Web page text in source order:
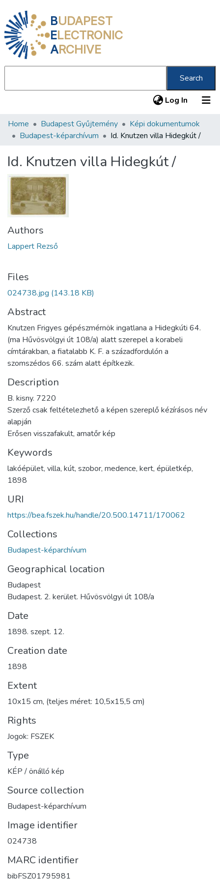
BUDAPEST
ELECTRONIC
ARCHIVE
Search
Log In (current)
Communities & Collections
Statistics
About us
Home Budapest Gyűjtemény
Képi dokumentumok
Budapest-képarchívum
Id. Knutzen villa Hidegkút /
Id. Knutzen villa Hidegkút /
Authors
Lappert Rezső
Files
024738.jpg (143.18 KB)
Abstract
Knutzen Frigyes gépészmérnök ingatlana a Hidegkúti 64.
(ma Hűvösvölgyi út 108/a) alatt szerepel a korabeli
címtárakban, a fiatalabb K. F. a századfordulón a
szomszédos 66. szám alatt építkezik.
Description
B. kisny. 7220
Szerző csak feltételezhető a képen szereplő kézírásos név
alapján
Erősen visszafakult, amatőr kép
Keywords
lakóépület, villa, kút, szobor, medence, kert, épületkép,
1898
URI
https://bea.fszek.hu/handle/20.500.14711/170062
Collections
Budapest-képarchívum
Geographical location
Budapest
Budapest. 2. kerület. Hűvösvölgyi út 108/a
Date
1898. szept. 12.
Creation date
1898
Extent
10x15 cm, (teljes méret: 10,5x15,5 cm)
Rights
Jogok: FSZEK
Type
KÉP / önálló kép
Source collection
Budapest-képarchívum
Image identifier
024738
MARC identifier
bibFSZ01795981